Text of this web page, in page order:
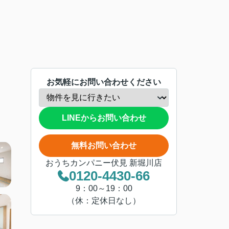
お気軽にお問い合わせください
LINEからお問い合わせ
無料お問い合わせ
おうちカンパニー伏見 新堀川店
0120-4430-66
9：00～19：00
（休：定休日なし）